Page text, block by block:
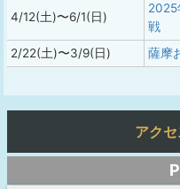
4/12(土)〜6/1(日)
2025
戦
2/22(土)〜3/9(日) 薩摩
アク